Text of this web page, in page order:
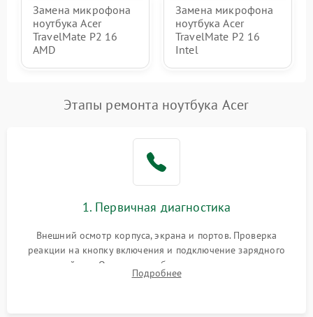
Замена микрофона
ноутбука Acer
TravelMate P2 16
AMD
Замена микрофона
ноутбука Acer
TravelMate P2 16
Intel
Этапы ремонта ноутбука Acer
1. Первичная диагностика
Внешний осмотр корпуса, экрана и портов. Проверка
реакции на кнопку включения и подключение зарядного
устройства. Оценка потребления тока с помощью
лабораторного блока питания для локализации проблемы.
Подробнее